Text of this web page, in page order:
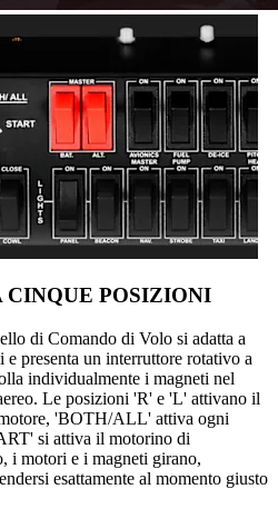
POSIZIONI
di Comando di Volo si adatta a
presenta un interruttore rotativo a
individualmente i magneti nel
Le posizioni 'R' e 'L' attivano il
'BOTH/ALL' attiva ogni
si attiva il motorino di
i motori e i magneti girano,
esattamente al momento giusto